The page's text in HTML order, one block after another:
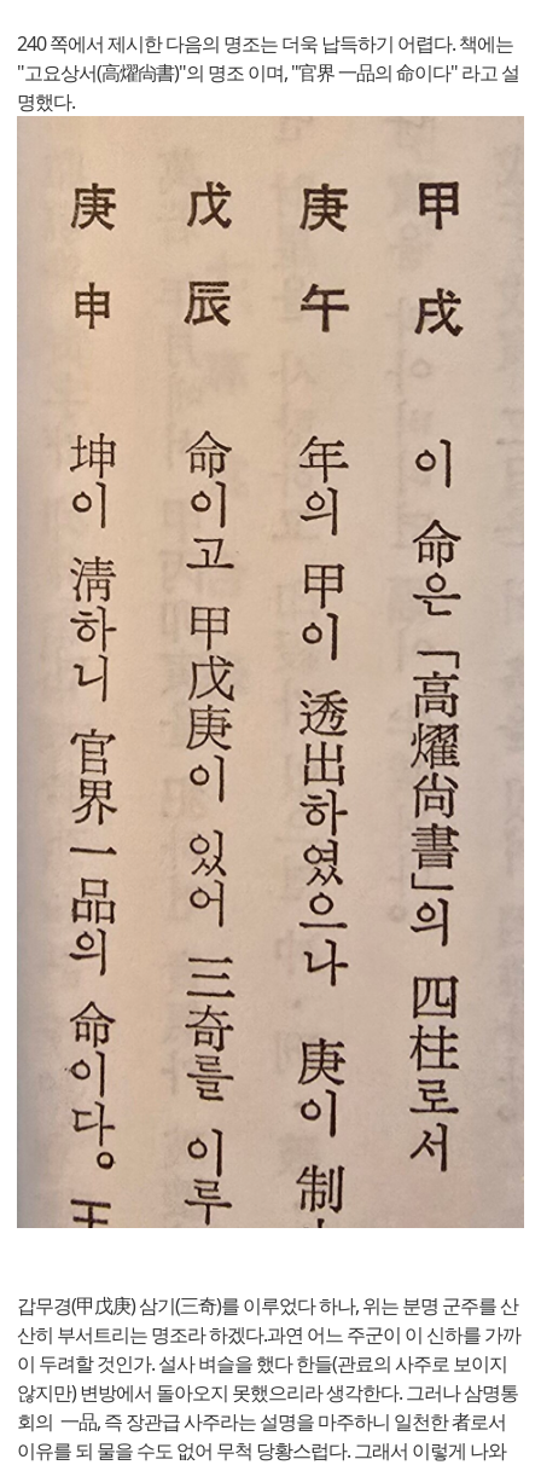
240 쪽에서 제시한 다음의 명조는 더욱 납득하기 어렵다. 책에는
"고요상서(高燿尙書)"의 명조 이며, "官界 一品의 命이다" 라고 설
명했다.
갑무경(甲戊庚) 삼기(三奇)를 이루었다 하나, 위는 분명 군주를 산
산히 부서트리는 명조라 하겠다.과연 어느 주군이 이 신하를 가까
이 두려할 것인가. 설사 벼슬을 했다 한들(관료의 사주로 보이지
않지만) 변방에서 돌아오지 못했으리라 생각한다. 그러나 삼명통
회의 一品, 즉 장관급 사주라는 설명을 마주하니 일천한 者로서
이유를 되 물을 수도 없어 무척 당황스럽다. 그래서 이렇게 나와